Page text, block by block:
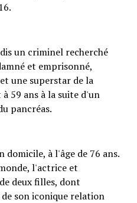
un criminel recherché
et emprisonné,
une superstar de la
59 ans à la suite d'un
pancréas.
domicile, à l'âge de 76 ans.
l'actrice et
deux filles, dont
son iconique relation